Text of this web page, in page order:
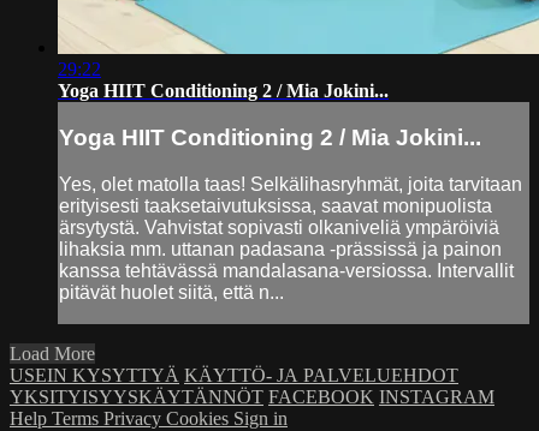
29:22
Yoga HIIT Conditioning 2 / Mia Jokini...
Yoga HIIT Conditioning 2 / Mia Jokini...
Yes, olet matolla taas! Selkälihasryhmät, joita tarvitaan
erityisesti taaksetaivutuksissa, saavat monipuolista
ärsytystä. Vahvistat sopivasti olkaniveliä ympäröiviä
lihaksia mm. uttanan padasana -prässissä ja painon
kanssa tehtävässä mandalasana-versiossa. Intervallit
pitävät huolet siitä, että n...
Load More
USEIN KYSYTTYÄ KÄYTTÖ- JA PALVELUEHDOT
YKSITYISYYSKÄYTÄNNÖT FACEBOOK INSTAGRAM
Help Terms Privacy Cookies Sign in